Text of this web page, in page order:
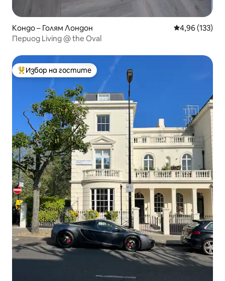
Кондо – Голям Лондон Средна
4,96 (133)
Период Living @ the Oval
Най-популярен избор на гостите
Избор на гостите